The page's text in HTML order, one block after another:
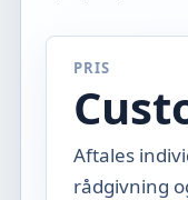
PRIS
Aftales
rådgivning